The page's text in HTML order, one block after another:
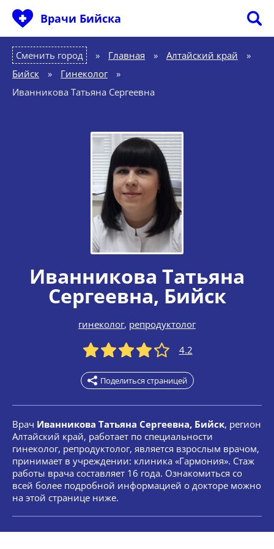
Врачи Бийска
Сменить город Главная » Алтайский край
»
Бийск
» Гинеколог
»
Иванникова Татьяна Сергеевна
Иванникова Татьяна
Сергеевна, Бийск
гинеколог, репродуктолог
4.2
Поделиться страницей
Врач Иванникова Татьяна Сергеевна, Бийск, регион
Алтайский край, работает по специальности
гинеколог, репродуктолог, является взрослым врачом,
принимает в учреждении: клиника «Гармония». Стаж
работы врача составляет 16 года. Ознакомиться со
всей более подробной информацией о докторе можно
на этой странице ниже.